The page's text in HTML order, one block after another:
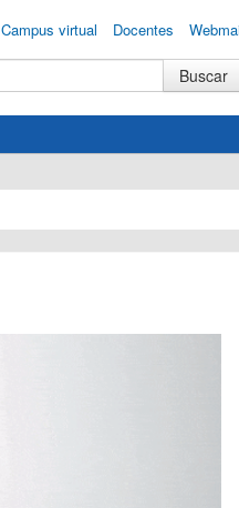
Campus virtual Docentes